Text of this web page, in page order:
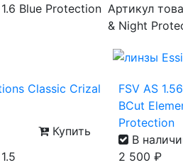
Blue Protection Артикул
& Night
Classic Crizal
Купить
FSV AS
BCut
Protection
В
2 500 ₽